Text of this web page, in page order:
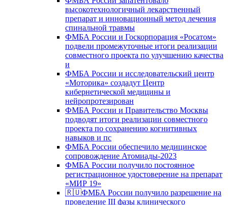
высокотехнологичный лекарственный
препарат и инновационный метод лечения
спинальной травмы
ФМБА России и Госкорпорация «Росатом»
подвели промежуточные итоги реализации
совместного проекта по улучшению качества
и
ФМБА России и исследовательский центр
«Моторика» создадут Центр
кибернетической медицины и
нейропротезирован
ФМБА России и Правительство Москвы
подводят итоги реализации совместного
проекта по сохранению когнитивных
навыков и пс
ФМБА России обеспечило медицинское
сопровождение Атомиады-2023
ФМБА России получило постоянное
регистрационное удостоверение на препарат
«МИР 19»
🇷🇺ФМБА России получило разрешение на
проведение III фазы клинического